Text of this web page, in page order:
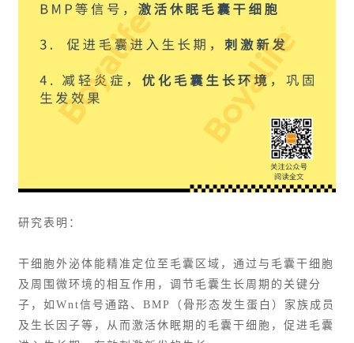
研究表明：
干细胞外泌体能精准定位至毛囊区域，通过与毛囊干细胞
及周围微环境的相互作用，调节毛囊生长周期的关键分
子，如Wnt信号通路、BMP（骨形态发生蛋白）家族成员
及生长因子等，从而激活休眠期的毛囊干细胞，促进毛囊